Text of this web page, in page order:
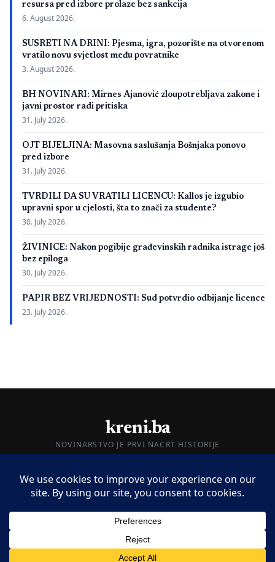
resursa pred izbore prolaze bez sankcija
6. August 2026.
SUSRETI NA DRINI: Pjesma, igra, pozorište na otvorenom
vratilo novu svjetlost među povratnike
3. August 2026.
BH NOVINARI: Mirnes Ajanović zloupotrebljava zakone i
javni prostor radi pritiska
31. July 2026.
OJT BIJELJINA: Masovna saslušanja Bošnjaka ponovo
pred izbore
31. July 2026.
TVRDILI DA SU VRATILI LICENCU: Kallos je izgubio
upravni spor u cjelosti, šta to znači za studente?
30. July 2026.
ŽIVINICE: Nakon pogibije građevinskih radnika istrage još
bez epiloga
30. July 2026.
PAPIR BEZ VRIJEDNOSTI: Sud potvrdio odbijanje licence
23. July 2026.
kreni.ba
NOVINARSTVO JE PRVI NACRT HISTORIJE
Impressum
© 2026 kreni.ba. Sva prava zadržana.